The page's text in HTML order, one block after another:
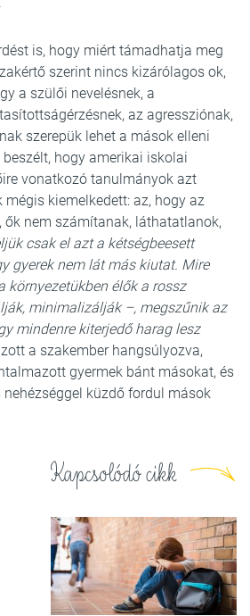
is, hogy miért támadhatja meg
szerint nincs kizárólagos ok,
a szülői nevelésnek, a
az agressziónak,
szerepük lehet a mások elleni
hogy amerikai iskolai
vonatkozó tanulmányok azt
kiemelkedett: az, hogy az
ők nem számítanak, láthatatlanok,
csak el azt a kétségbeesett
gyerek nem lát más kiutat. Mire
környezetükben élők a rossz
minimalizálják –, megszűnik az
mindenre kiterjedő harag lesz
a szakember hangsúlyozva,
gyermek bánt másokat, és
küzdő fordul mások
Kapcsolódó cikk